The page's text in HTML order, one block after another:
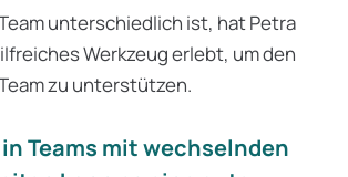
unterschiedlich ist, hat Petra
Werkzeug erlebt, um den
zu unterstützen.
Teams mit wechselnden